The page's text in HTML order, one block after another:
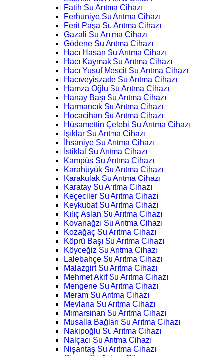
Fatih Su Arıtma Cihazı
Ferhuniye Su Arıtma Cihazı
Ferit Paşa Su Arıtma Cihazı
Gazali Su Arıtma Cihazı
Gödene Su Arıtma Cihazı
Hacı Hasan Su Arıtma Cihazı
Hacı Kaymak Su Arıtma Cihazı
Hacı Yusuf Mescit Su Arıtma Cihazı
Hacıveyiszade Su Arıtma Cihazı
Hamza Oğlu Su Arıtma Cihazı
Hanay Başı Su Arıtma Cihazı
Harmancık Su Arıtma Cihazı
Hocacihan Su Arıtma Cihazı
Hüsamettin Çelebi Su Arıtma Cihazı
Işıklar Su Arıtma Cihazı
İhsaniye Su Arıtma Cihazı
İstiklal Su Arıtma Cihazı
Kampüs Su Arıtma Cihazı
Karahüyük Su Arıtma Cihazı
Karakulak Su Arıtma Cihazı
Karatay Su Arıtma Cihazı
Keçeciler Su Arıtma Cihazı
Keykubat Su Arıtma Cihazı
Kılıç Aslan Su Arıtma Cihazı
Kovanağzı Su Arıtma Cihazı
Kozağaç Su Arıtma Cihazı
Köprü Başı Su Arıtma Cihazı
Köyceğiz Su Arıtma Cihazı
Lalebahçe Su Arıtma Cihazı
Malazgirt Su Arıtma Cihazı
Mehmet Akif Su Arıtma Cihazı
Mengene Su Arıtma Cihazı
Meram Su Arıtma Cihazı
Mevlana Su Arıtma Cihazı
Mimarsinan Su Arıtma Cihazı
Musalla Bağları Su Arıtma Cihazı
Nakipoğlu Su Arıtma Cihazı
Nalçacı Su Arıtma Cihazı
Nişantaş Su Arıtma Cihazı